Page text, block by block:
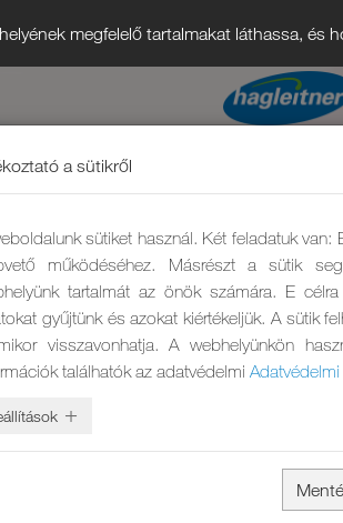
megfelelő tartalmakat láthassa, és
a sütikről
sütiket használ. Két feladatuk van:
működéséhez. Másrészt a sütik
tartalmát az önök számára. E
gyűjtünk és azokat kiértékeljük. A sütik
visszavonhatja. A webhelyünkön
találhatók az adatvédelmi Adatvédelmi